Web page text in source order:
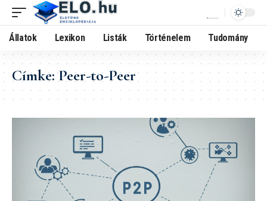
Állatok Lexikon Listák Történelem Tudomány
Címke:Peer-to-Peer